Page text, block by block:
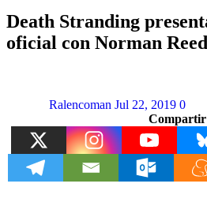
Death Stranding
oficial con Norman
Ralencoman Jul 22, 2019 0
Compartir